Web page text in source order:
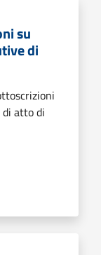
su
di
atto di